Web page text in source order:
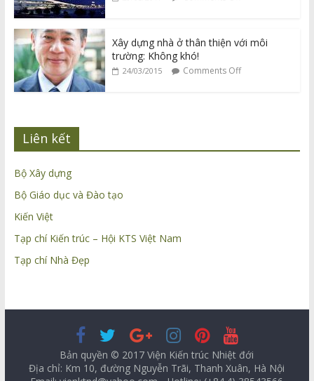
Xây dựng nhà ở thân thiện với môi
trường: Không khó!
24/03/2015 Comments Off
Liên kết
Bộ Xây dựng
Bộ Giáo dục và Đào tạo
Kiến Việt
Tạp chí Kiến trúc – Hội KTS Việt Nam
Tạp chí Nhà Đẹp
Bản quyền © 2017 Viện Kiến trúc Nhiệt đới
Địa chỉ: Km 10, đường Nguyễn Trãi, Thanh Xuân, Hà Nội